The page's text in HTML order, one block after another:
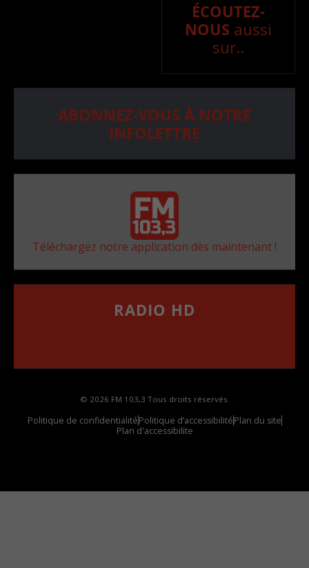
ÉCOUTEZ-
NOUS aussi
sur..
ABONNEZ-VOUS À NOTRE
INFOLETTRE
Téléchargez notre application dès maintenant !
RADIO HD
© 2026 FM 103,3 Tous droits réservés.
Politique de confidentialitéPolitique d’accessibilitéPlan du site
Plan d'accessibilite